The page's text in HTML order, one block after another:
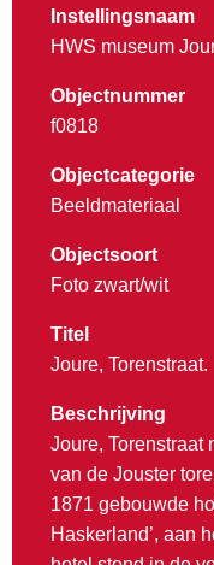
Instellingsnaam
HWS museum
Objectnummer
f0818
Objectcategorie
Beeldmateriaal
Objectsoort
Foto zwart/wit
Titel
Joure, Torenstraat.
Beschrijving
Joure, Torenstraat
van de Jouster
1871 gebouwde
Haskerland’, aan